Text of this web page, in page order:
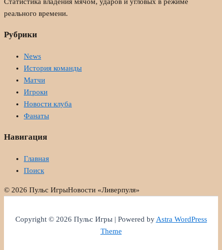
реального времени.
Рубрики
News
История команды
Матчи
Игроки
Новости клуба
Фанаты
Навигация
Главная
Поиск
© 2026 Пульс ИгрыНовости «Ливерпуля»
Copyright © 2026 Пульс Игры | Powered byAstra WordPress
Theme